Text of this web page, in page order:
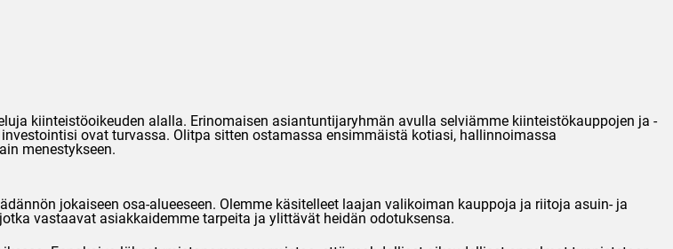
kiinteistöoikeuden alalla. Erinomaisen asiantuntijaryhmän avulla selviämme kiinteistökauppojen ja -
ovat turvassa. Olitpa sitten ostamassa ensimmäistä kotiasi, hallinnoimassa
menestykseen.
jokaiseen osa-alueeseen. Olemme käsitelleet laajan valikoiman kauppoja ja riitoja asuin- ja
vastaavat asiakkaidemme tarpeita ja ylittävät heidän odotuksensa.